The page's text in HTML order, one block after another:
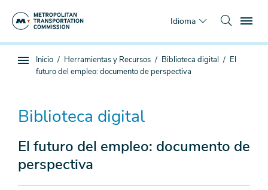
Idioma
Navegación
Estás
aquí
Inicio Herramientas y Recursos Biblioteca digital
El
futuro del empleo: documento de perspectiva
Biblioteca digital
El futuro del empleo: documento de
perspectiva